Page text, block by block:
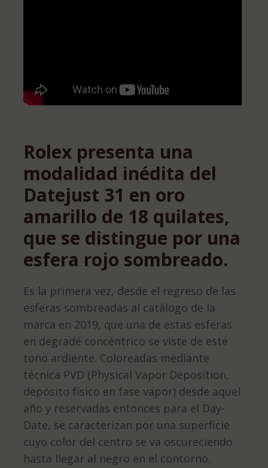
Rolex presenta una
modalidad inédita del
Datejust 31 en oro
amarillo de 18 quilates,
que se distingue por una
esfera rojo sombreado.
Es la primera vez, desde el regreso de las
esferas sombreadas al catálogo de la
marca en 2019, que una de estas esferas
en degradé concéntrico se viste de este
tono ardiente. Coloreadas mediante
técnica PVD (Physical Vapor Deposition,
depósito físico en fase vapor) desde aquel
año y reservadas entonces para el Day-
Date, se caracterizan por una superficie
cuyo color del centro se va oscureciendo
hasta llegar al negro en el contorno.